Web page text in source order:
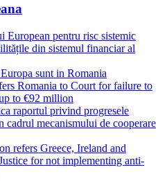
European pentru risc sistemic
din sistemul financiar al
sunt in Romania
Romania to Court for failure to
to €92 million
raportul privind progresele
cadrul mecanismului de cooperare
refers Greece, Ireland and
for not implementing anti-